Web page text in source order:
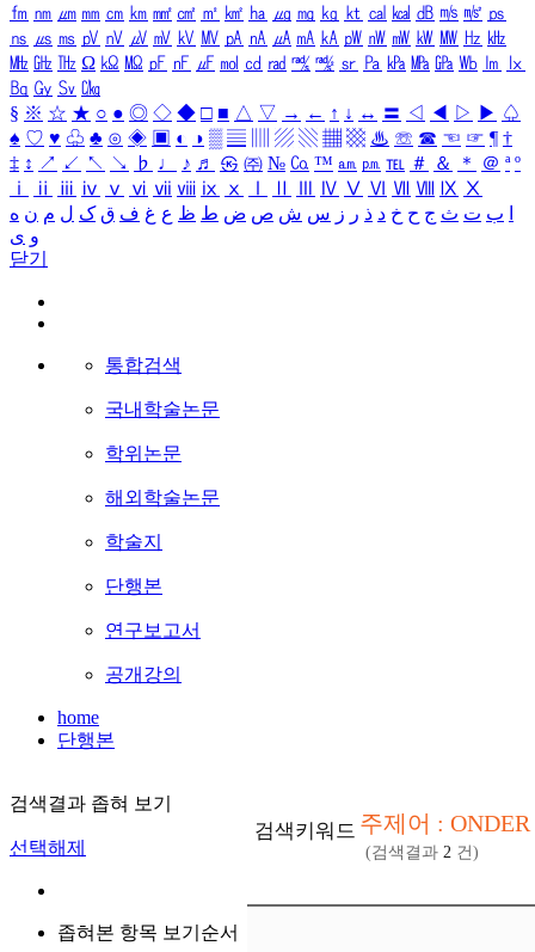
㎙ ㎚ ㎛ ㎜ ㎝ ㎞ ㎟ ㎠ ㎡ ㎢ ㏊ ㎍ ㎎ ㎏ ㏏ ㎈ ㎉ ㏈ ㎧ ㎨ ㎰
㎱ ㎲ ㎳ ㎴ ㎵ ㎶ ㎷ ㎸ ㎹ ㎀ ㎁ ㎂ ㎃ ㎄ ㎺ ㎻ ㎽ ㎾ ㎿ ㎐ ㎑
㎒ ㎓ ㎔ Ω ㏀ ㏁ ㎊ ㎋ ㎌ ㏖ ㏅ ㎭ ㎮ ㎯ ㏛ ㎩ ㎪ ㎫ ㎬ ㏝ ㏐
㏓
㏃ ㏉ ㏜ ㏆
§ ※ ☆ ★ ○ ● ◎ ◇ ◆ □ ■ △ ▽ → ← ↑ ↓ ↔ 〓 ◁ ◀ ▷ ▶ ♤
♠ ♡ ♥ ♧ ♣ ⊙ ◈ ▣ ◐ ◑ ▒ ▤ ▨ ▧ ▦ ▩ ♨ ☏ ☎ ☜ ☞ ¶ †
‡ ↕ ↗ ↙ ↖ ↘ ♭ ♩ ♪ ♬ ㉿ ㈜ № ㏇ ™ ㏂ ㏘ ℡ ＃ ＆ ＊ ＠ ª º
ⅰ
ⅱ ⅲ ⅳ ⅴ ⅵ ⅶ ⅷ ⅸ ⅹ Ⅳ Ⅴ Ⅵ Ⅶ Ⅷ Ⅸ Ⅹ
ب ت ث ج ح خ د ذ ر ز س ش ص ض ط ظ ع غ ف ق ک ل م ن ه
و ی
닫기
통합검색
국내학술논문
학위논문
해외학술논문
학술지
단행본
연구보고서
공개강의
home
단행본
검색결과 좁혀 보기
선택해제
좁혀본 항목 보기순서
검색키워드 주제어 : ONDER
(검색결과 2 건)